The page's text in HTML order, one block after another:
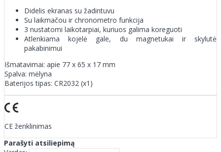
Didelis ekranas su žadintuvu
Su laikmačou ir chronometro funkcija
3 nustatomi laikotarpiai, kuriuos galima koreguoti
Atlenkiama kojelė gale, du magnetukai ir skylutė
pakabinimui
Išmatavimai: apie 77 x 65 x 17 mm
Spalva: mėlyna
Baterijos tipas: CR2032 (x1)
CE ženklinimas
Parašyti atsiliepimą